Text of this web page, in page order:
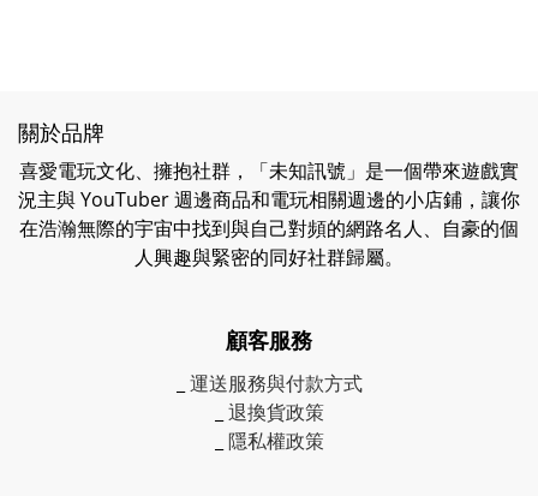
關於品牌
喜愛電玩文化、擁抱社群，「未知訊號」是一個帶來遊戲實
況主與 YouTuber 週邊商品和電玩相關週邊的小店鋪，讓你
在浩瀚無際的宇宙中找到與自己對頻的網路名人、自豪的個
人興趣與緊密的同好社群歸屬。
顧客服務
運送服務與付款方式
退換貨政策
隱私權政策